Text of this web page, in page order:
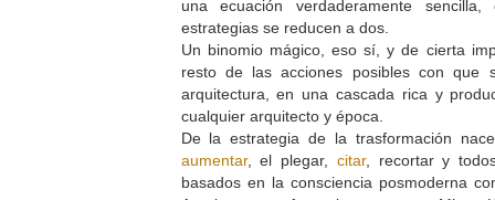
una ecuación verdaderamente
estrategias se reducen a dos.
Un binomio mágico, eso sí, y de cierta
resto de las acciones posibles con que
arquitectura, en una cascada rica y
cualquier arquitecto y época.
De la estrategia de la trasformación
aumentar, el plegar, citar, recortar y
basados en la consciencia posmoderna